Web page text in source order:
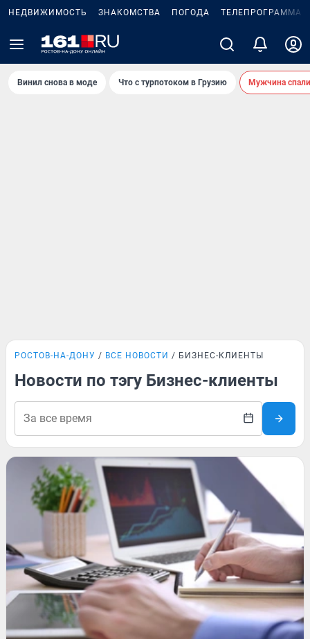
НЕДВИЖИМОСТЬ ЗНАКОМСТВА ПОГОДА ТЕЛЕПРОГРАММА
Винил снова в моде Что с турпотоком в Грузию Мужчина
РОСТОВ-НА-ДОНУ ВСЕ НОВОСТИ БИЗНЕС-КЛИЕНТЫ
Новости по тэгу Бизнес-клиенты